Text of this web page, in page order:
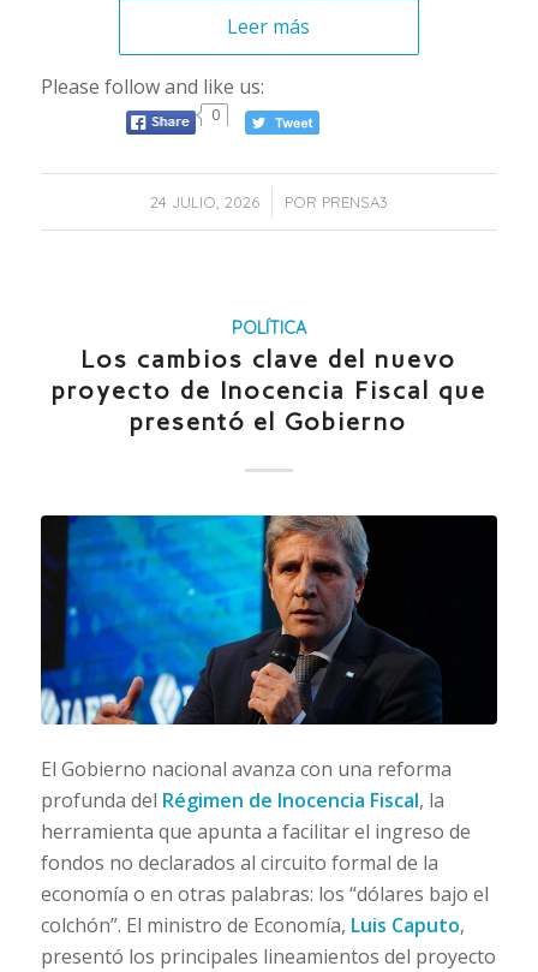
Leer más
Please follow and like us:
0
24 JULIO, 2026
/ POR PRENSA3
POLÍTICA
Los cambios clave del nuevo
proyecto de Inocencia Fiscal que
presentó el Gobierno
El Gobierno nacional avanza con una reforma
profunda del Régimen de Inocencia Fiscal, la
herramienta que apunta a facilitar el ingreso de
fondos no declarados al circuito formal de la
economía o en otras palabras: los “dólares bajo el
colchón”. El ministro de Economía, Luis Caputo,
presentó los principales lineamientos del proyecto